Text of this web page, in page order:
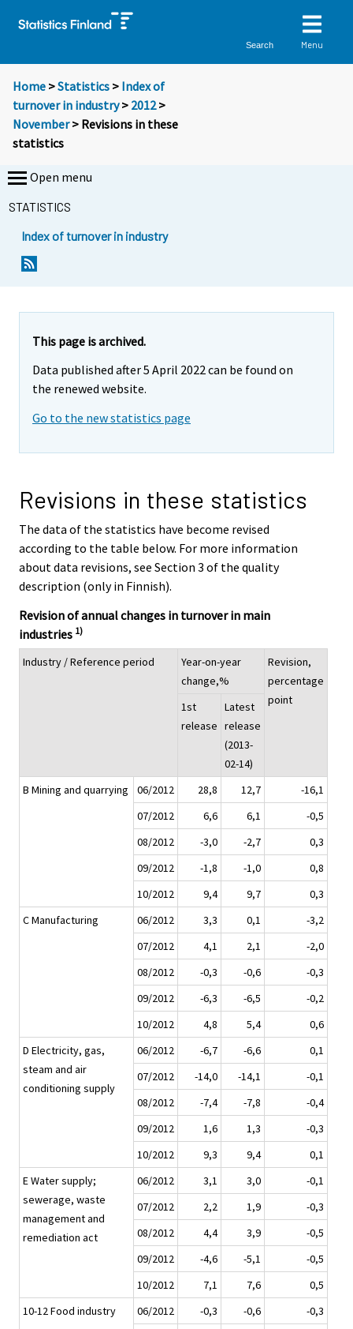
Search Menu
Home >Statistics > Index of
turnover in industry> 2012>
November> Revisions in these
statistics
Open menu
STATISTICS
Index of turnover in industry
This page is archived.
Data published after 5 April 2022 can be found on
the renewed website.
Go to the new statistics page
Revisions in these statistics
The data of the statistics have become revised
according to the table below. For more information
about data revisions, see Section 3 of the quality
description (only in Finnish).
Revision of annual changes in turnover in main
industries 1)
Industry / Reference period
Year-on-year
change,%
Revision,
percentage
point
1st
release
Latest
release
(2013-
02-14)
B Mining and quarrying
06/2012 28,8 12,7
-16,1
07/2012
6,6 6,1
-0,5
08/2012
-3,0 -2,7
0,3
09/2012
-1,8 -1,0
0,8
10/2012
9,4 9,7
0,3
C Manufacturing
06/2012 3,3 0,1
-3,2
07/2012
4,1 2,1
-2,0
08/2012
-0,3 -0,6
-0,3
09/2012
-6,3 -6,5
-0,2
10/2012
4,8 5,4
0,6
D Electricity, gas,
steam and air
conditioning supply
06/2012 -6,7 -6,6
0,1
07/2012
-14,0 -14,1
-0,1
08/2012
-7,4 -7,8
-0,4
09/2012
1,6 1,3
-0,3
10/2012
9,3 9,4
0,1
E Water supply;
sewerage, waste
management and
remediation act
06/2012 3,1 3,0
-0,1
07/2012
2,2 1,9
-0,3
08/2012
4,4 3,9
-0,5
09/2012
-4,6 -5,1
-0,5
10/2012
7,1 7,6
0,5
10-12 Food industry
06/2012 -0,3 -0,6
-0,3